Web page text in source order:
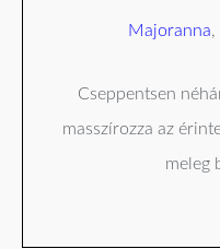
Majoranna,
Cseppentsen
masszírozza az
meleg